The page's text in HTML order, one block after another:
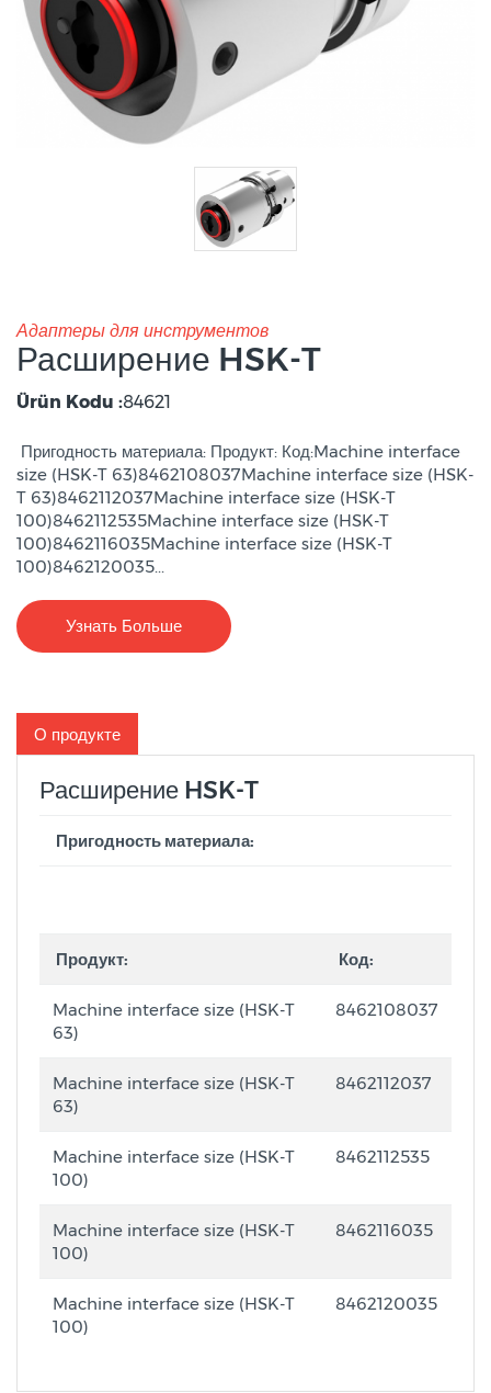
Адаптеры для инструментов
Расширение HSK-T
Ürün Kodu :84621
Пригодность материала: Продукт: Код:Machine interface
size (HSK-T 63)8462108037Machine interface size (HSK-
T 63)8462112037Machine interface size (HSK-T
100)8462112535Machine interface size (HSK-T
100)8462116035Machine interface size (HSK-T
100)8462120035...
Узнать Больше
О продукте
Расширение HSK-T
Пригодность материала:
Продукт: Код:
Machine interface size (HSK-T
63)
8462108037
Machine interface size (HSK-T
63)
8462112037
Machine interface size (HSK-T
100)
8462112535
Machine interface size (HSK-T
100)
8462116035
Machine interface size (HSK-T
100)
8462120035